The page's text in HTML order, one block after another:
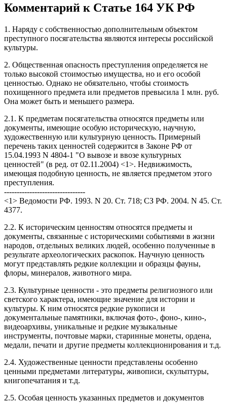
Комментарий к Статье 164 УК РФ
1. Наряду с собственностью дополнительным объектом
преступного посягательства являются интересы российской
культуры.
2. Общественная опасность преступления определяется не
только высокой стоимостью имущества, но и его особой
ценностью. Однако не обязательно, чтобы стоимость
похищенного предмета или предметов превысила 1 млн. руб.
Она может быть и меньшего размера.
2.1. К предметам посягательства относятся предметы или
документы, имеющие особую историческую, научную,
художественную или культурную ценность. Примерный
перечень таких ценностей содержится в Законе РФ от
15.04.1993 N 4804-1 "О вывозе и ввозе культурных
ценностей" (в ред. от 02.11.2004) <1>. Недвижимость,
имеющая подобную ценность, не является предметом этого
преступления.
--------------------------------
<1> Ведомости РФ. 1993. N 20. Ст. 718; СЗ РФ. 2004. N 45. Ст.
4377.
2.2. К историческим ценностям относятся предметы и
документы, связанные с историческими событиями в жизни
народов, отдельных великих людей, особенно полученные в
результате археологических раскопок. Научную ценность
могут представлять редкие коллекции и образцы фауны,
флоры, минералов, животного мира.
2.3. Культурные ценности - это предметы религиозного или
светского характера, имеющие значение для истории и
культуры. К ним относятся редкие рукописи и
документальные памятники, включая фото-, фоно-, кино-,
видеоархивы, уникальные и редкие музыкальные
инструменты, почтовые марки, старинные монеты, ордена,
медали, печати и другие предметы коллекционирования и т.д.
2.4. Художественные ценности представлены особенно
ценными предметами литературы, живописи, скульптуры,
книгопечатания и т.д.
2.5. Особая ценность указанных предметов и документов